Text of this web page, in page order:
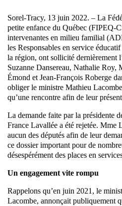
Sorel-Tracy, 13 juin 2022. – La
petite enfance du Québec (FIPEQ-
intervenantes en milieu familial
les Responsables en service
la région, ont sollicité dernièrement
Suzanne Dansereau, Nathalie Roy,
Émond et Jean-François Roberge
obliger le ministre Mathieu
qu’une rencontre afin de leur
La demande faite par la présidente
France Lavallée a été rejetée. Mme
aucun des députés afin de leur
ce dossier important pour de
désespérément des places en
Un engagement vite rompu
Rappelons qu’en juin 2021, le
Lacombe, annonçait publiquement